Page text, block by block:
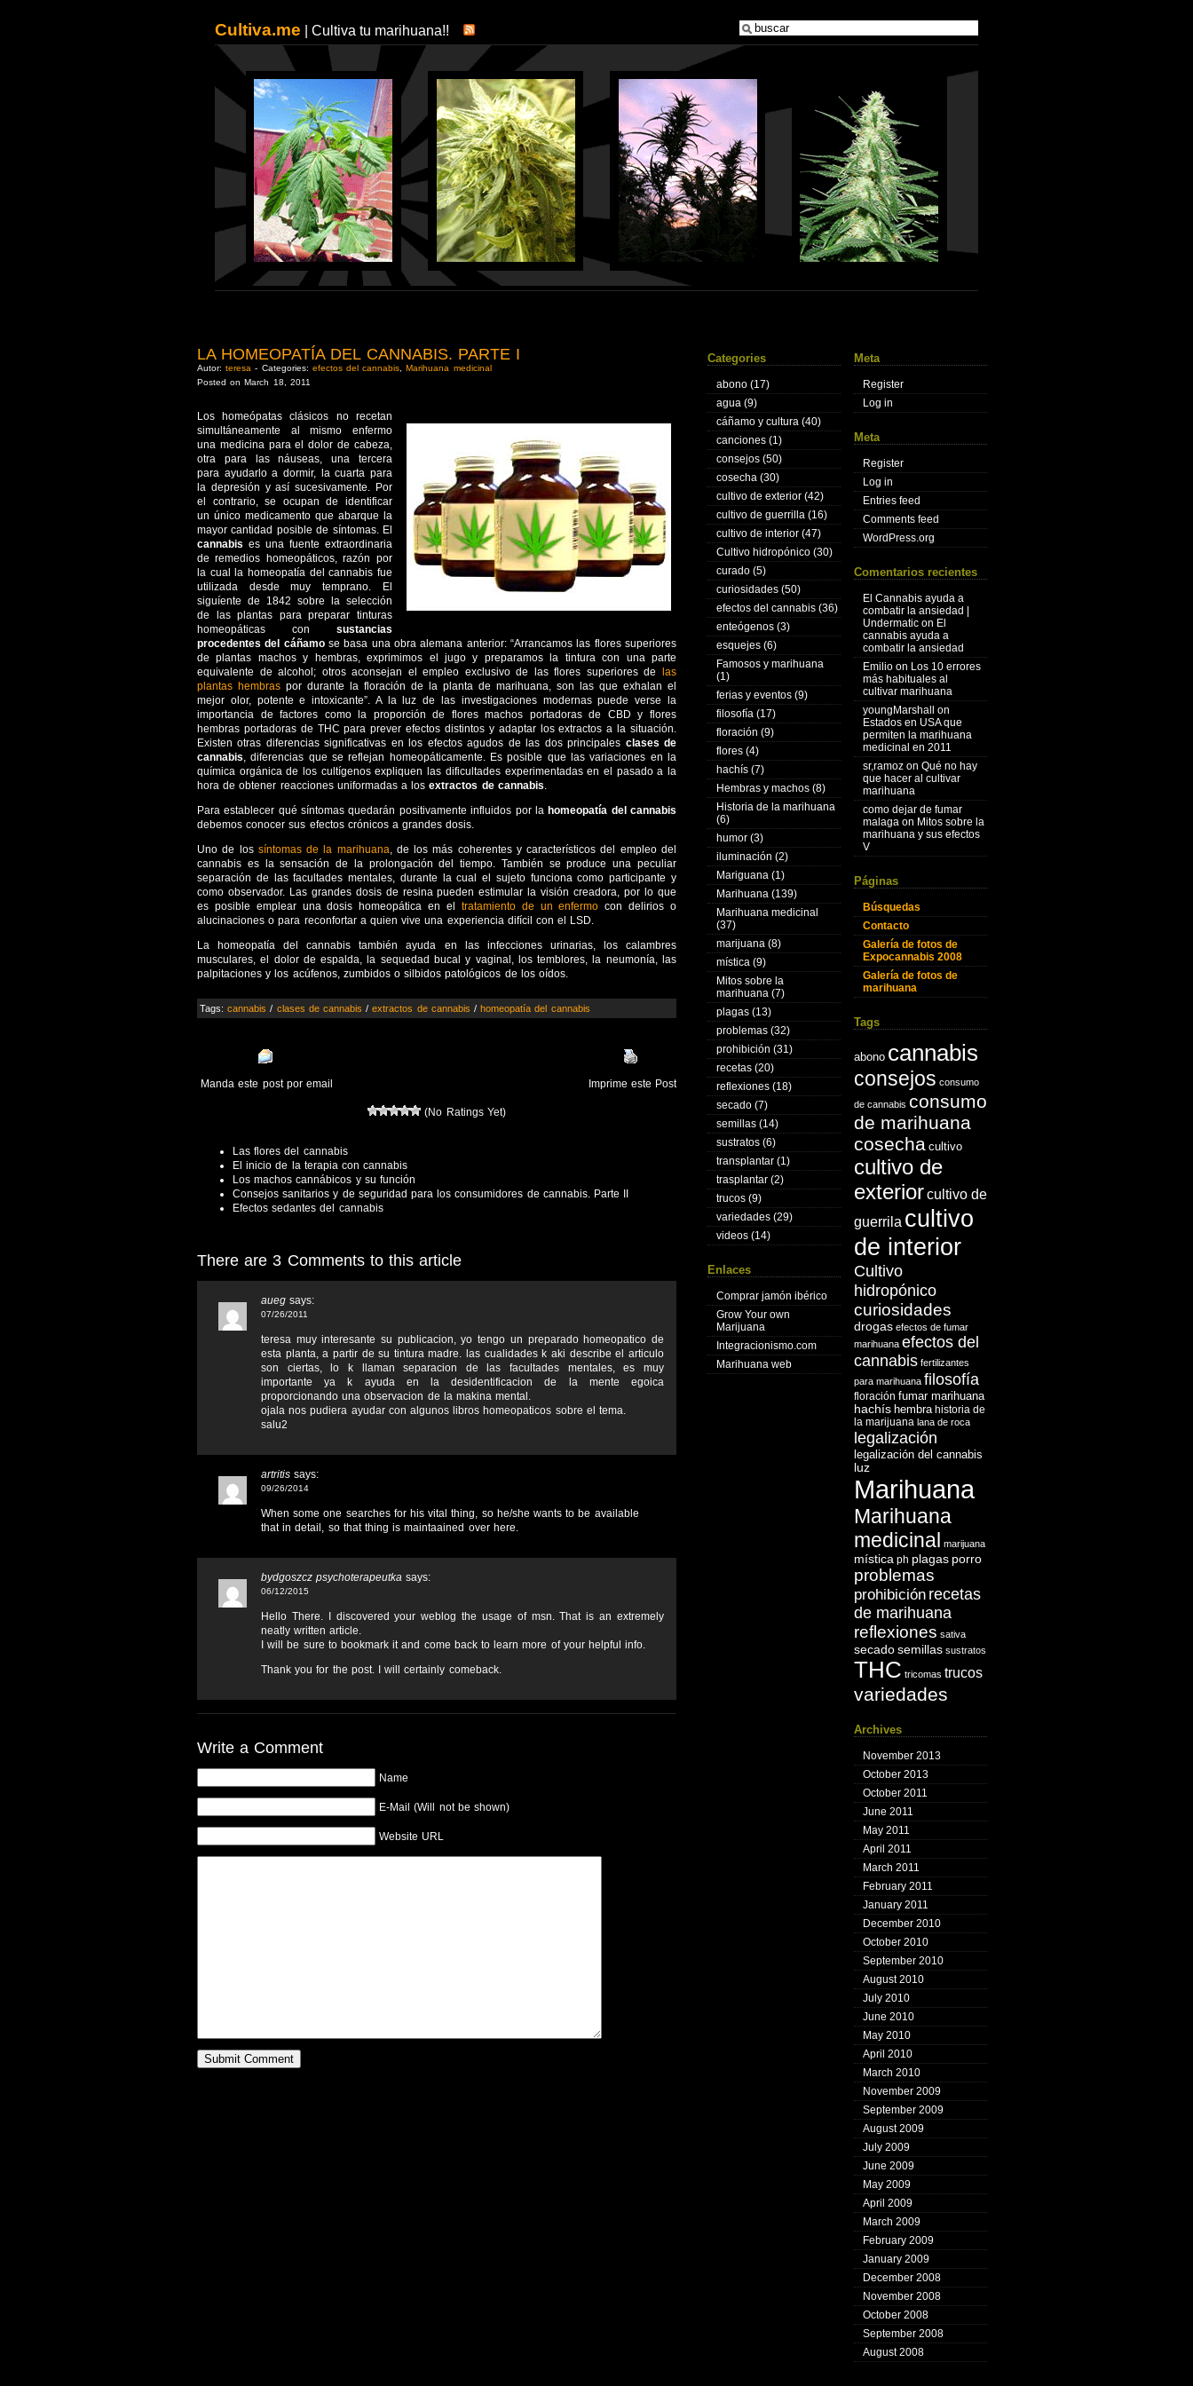
Cultiva.me | Cultiva tu marihuana!!
LA HOMEOPATÍA DEL CANNABIS. PARTE I
Autor:teresa - Categories: efectos del cannabis ,Marihuana medicinal
Posted on March 18, 2011
Los homeópatas clásicos no recetan
simultáneamente al mismo enfermo
una medicina para el dolor de cabeza,
otra para las náuseas, una tercera
para ayudarlo a dormir, la cuarta para
la depresión y así sucesivamente. Por
el contrario, se ocupan de identificar
un único medicamento que abarque la
mayor cantidad posible de síntomas. El
cannabis es una fuente extraordinaria
de remedios homeopáticos, razón por
la cual la homeopatía del cannabis fue
utilizada desde muy temprano. El
siguíente de 1842 sobre la selección
de las plantas para preparar tinturas
homeopáticas con sustancias
procedentes del cáñamose basa una obra alemana anterior: “Arrancamos las flores superiores
de plantas machos y hembras, exprimimos el jugo y preparamos la tintura con una parte
equivalente de alcohol; otros aconsejan el empleo exclusivo de las flores superiores de las
plantas hembras por durante la floración de la planta de marihuana, son las que exhalan el
mejor olor, potente e intoxicante”. A la luz de las investigaciones modernas puede verse la
importancia de factores como la proporción de flores machos portadoras de CBD y flores
hembras portadoras de THC para prever efectos distintos y adaptar los extractos a la situación.
Existen otras diferencias significativas en los efectos agudos de las dos principales clases de
cannabis, diferencias que se reflejan homeopáticamente. Es posible que las variaciones en la
química orgánica de los cultígenos expliquen las dificultades experimentadas en el pasado a la
hora de obtener reacciones uniformadas a los extractos de cannabis.
Para establecer qué síntomas quedarán positivamente influidos por lahomeopatía del cannabis
debemosconocer sus efectos crónicos a grandes dosis.
Uno de los síntomas de la marihuana, de los más coherentes y característicos del empleo del
cannabis es la sensación de la prolongación del tiempo. También se produce una peculiar
separación de las facultades mentales, durante la cual el sujeto funciona como participante y
como observador. Las grandes dosis de resina pueden estimular la visión creadora, por lo que
es posible emplear una dosis homeopática en el tratamiento de un enfermocon delirios o
alucinaciones o para reconfortar a quien vive una experiencia difícil con el LSD.
La homeopatía del cannabis también ayuda en las infecciones urinarias, los calambres
musculares, el dolor de espalda, la sequedad bucal y vaginal, los temblores, la neumonía, las
palpitaciones y los acúfenos, zumbidos o silbidos patológicos de los oídos.
Tags:cannabis / clases de cannabis /extractos de cannabis /homeopatía del cannabis
Manda este post por email Imprime este Post
(No Ratings Yet)
Las flores del cannabis
El inicio de la terapia con cannabis
Los machos cannábicos y su función
Consejos sanitarios y de seguridad para los consumidores de cannabis. Parte II
Efectos sedantes del cannabis
There are 3 Comments to this article
aueg says:
07/26/2011
teresa muy interesante su publicacion, yo tengo un preparado homeopatico de
esta planta, a partir de su tintura madre. las cualidades k aki describe el articulo
son ciertas, lo k llaman separacion de las facultades mentales, es muy
importante ya k ayuda en la desidentificacion de la mente egoica
proporcionando una observacion de la makina mental.
ojala nos pudiera ayudar con algunos libros homeopaticos sobre el tema.
salu2
artritis says:
09/26/2014
When some one searches for his vital thing, so he/she wants to be available
that in detail, so that thing is maintaained over here.
bydgoszcz psychoterapeutka says:
06/12/2015
Hello There. I discovered your weblog the usage of msn. That is an extremely
neatly written article.
I will be sure to bookmark it and come back to learn more of your helpful info.
Thank you for the post. I will certainly comeback.
Write a Comment
Name
E-Mail (Will not be shown)
Website URL
Categories
abono (17)
agua (9)
cáñamo y cultura (40)
canciones (1)
consejos (50)
cosecha (30)
cultivo de exterior (42)
cultivo de guerrilla (16)
cultivo de interior (47)
Cultivo hidropónico (30)
curado (5)
curiosidades (50)
efectos del cannabis (36)
enteógenos (3)
esquejes (6)
Famosos y marihuana
(1)
ferias y eventos (9)
filosofía (17)
floración (9)
flores (4)
hachís (7)
Hembras y machos (8)
Historia de la marihuana
(6)
humor (3)
iluminación (2)
Mariguana (1)
Marihuana (139)
Marihuana medicinal
(37)
marijuana (8)
mística (9)
Mitos sobre la
marihuana (7)
plagas (13)
problemas (32)
prohibición (31)
recetas (20)
reflexiones (18)
secado (7)
semillas (14)
sustratos (6)
transplantar (1)
trasplantar (2)
trucos (9)
variedades (29)
videos (14)
Enlaces
Comprar jamón ibérico
Grow Your own
Marijuana
Integracionismo.com
Marihuana web
Meta
Register
Log in
Meta
Register
Log in
Entries feed
Comments feed
WordPress.org
Comentarios recientes
El Cannabis ayuda a
combatir la ansiedad |
Undermatic on El
cannabis ayuda a
combatir la ansiedad
Emilio on Los 10 errores
más habituales al
cultivar marihuana
youngMarshall on
Estados en USA que
permiten la marihuana
medicinal en 2011
sr,ramoz on Qué no hay
que hacer al cultivar
marihuana
como dejar de fumar
malaga on Mitos sobre la
marihuana y sus efectos
V
Páginas
Búsquedas
Contacto
Galería de fotos de
Expocannabis 2008
Galería de fotos de
marihuana
Tags
abono cannabis
consejos consumo
de cannabis consumo
de marihuana
cosecha cultivo
cultivo de
exteriorcultivo de
guerrila cultivo
de interior
Cultivo
hidropónico
curiosidades
drogas efectos de fumar
marihuana efectos del
cannabis fertilizantes
para marihuana filosofía
floración fumar marihuana
hachís hembra historia de
la marijuana lana de roca
legalización
legalización del cannabis
luz
Marihuana
Marihuana
medicinal marijuana
mística ph plagas porro
problemas
prohibición recetas
de marihuana
reflexiones sativa
secado semillas sustratos
THC tricomas trucos
variedades
Archives
November 2013
October 2013
October 2011
June 2011
May 2011
April 2011
March 2011
February 2011
January 2011
December 2010
October 2010
September 2010
August 2010
July 2010
June 2010
May 2010
April 2010
March 2010
November 2009
September 2009
August 2009
July 2009
June 2009
May 2009
April 2009
March 2009
February 2009
January 2009
December 2008
November 2008
October 2008
September 2008
August 2008